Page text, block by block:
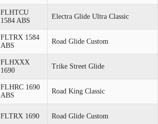
FLHTCU
1584 ABS
Electra Glide Ultra Classic
FLTRX 1584
ABS
Road Glide Custom
FLHXXX
1690
Trike Street Glide
FLHRC 1690
ABS
Road King Classic
FLTRX 1690 Road Glide Custom